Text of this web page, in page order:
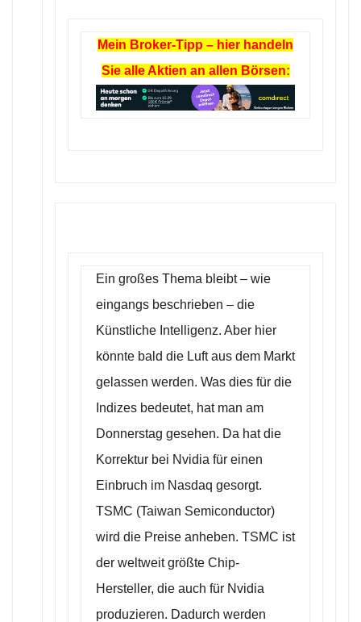
Mein Broker-Tipp – hier handeln
Sie alle Aktien an allen Börsen:
Ein großes Thema bleibt – wie
eingangs beschrieben – die
Künstliche Intelligenz. Aber hier
könnte bald die Luft aus dem Markt
gelassen werden. Was dies für die
Indizes bedeutet, hat man am
Donnerstag gesehen. Da hat die
Korrektur bei Nvidia für einen
Einbruch im Nasdaq gesorgt.
TSMC (Taiwan Semiconductor)
wird die Preise anheben. TSMC ist
der weltweit größte Chip-
Hersteller, die auch für Nvidia
produzieren. Dadurch werden